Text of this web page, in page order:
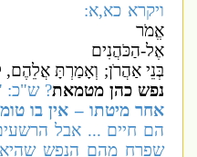
ויקרא כא,א:
אֱמֹר
אֶל-הַכֹּהֲנִים
בְּנֵי אַהֲרֹן; וְאָמַרְתָּ אֲלֵהֶם,
נפש כהן מטמאת? ש"כ:
אחר מיטתו – אין בו
הם חיים ... אבל
שפרח מהם הנפש שהיא